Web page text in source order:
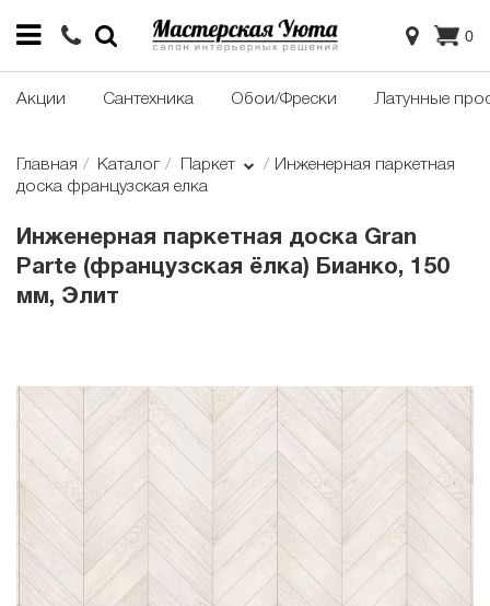
0
Акции Сантехника Обои/Фрески Латунные
Главная Каталог Паркет
Инженерная паркетная
доска французская елка
Инженерная паркетная доска Gran
Parte (французская ёлка) Бианко, 150
мм, Элит